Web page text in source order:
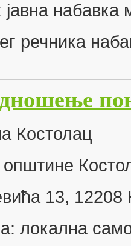
јавна набавка
речника
Костолац
13, 12208
локална